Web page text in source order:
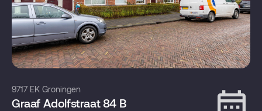
9717 EK Groningen
Graaf Adolfstraat 84 B